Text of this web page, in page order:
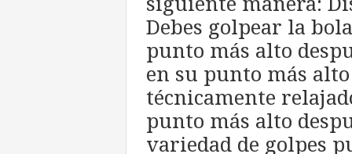
Debes golpear la
punto más alto
en su punto más
técnicamente
punto más alto
variedad de golpes